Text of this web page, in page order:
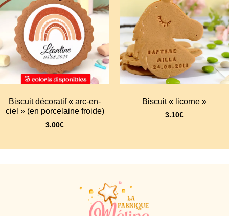
Biscuit décoratif « arc-en-
ciel » (en porcelaine froide)
3.00€
Biscuit « licorne »
3.10€